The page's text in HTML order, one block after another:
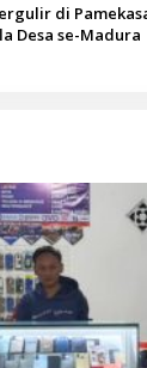
di
Desa se-Madura